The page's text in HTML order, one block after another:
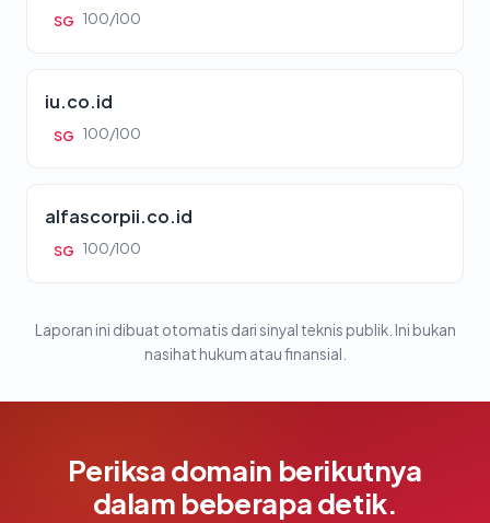
SG 100/100
iu.co.id
SG 100/100
alfascorpii.co.id
SG 100/100
Laporan ini dibuat otomatis dari sinyal teknis publik. Ini bukan
nasihat hukum atau finansial.
Periksa domain berikutnya
dalam beberapa detik.